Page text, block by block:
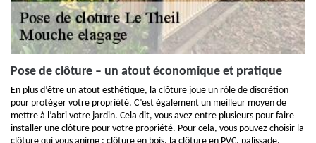
Pose de clôture – un atout économique et pratique
En plus d’être un atout esthétique, la clôture joue un rôle de discrétion
pour protéger votre propriété. C’est également un meilleur moyen de
mettre à l’abri votre jardin. Cela dit, vous avez entre plusieurs pour faire
installer une clôture pour votre propriété. Pour cela, vous pouvez choisir la